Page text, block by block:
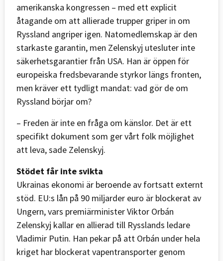
amerikanska kongressen – med ett explicit
åtagande om att allierade trupper griper in om
Ryssland angriper igen. Natomedlemskap är den
starkaste garantin, men Zelenskyj utesluter inte
säkerhetsgarantier från USA. Han är öppen för
europeiska fredsbevarande styrkor längs fronten,
men kräver ett tydligt mandat: vad gör de om
Ryssland börjar om?
– Freden är inte en fråga om känslor. Det är ett
specifikt dokument som ger vårt folk möjlighet
att leva, sade Zelenskyj.
Stödet får inte svikta
Ukrainas ekonomi är beroende av fortsatt externt
stöd. EU:s lån på 90 miljarder euro är blockerat av
Ungern, vars premiärminister Viktor Orbán
Zelenskyj kallar en allierad till Rysslands ledare
Vladimir Putin. Han pekar på att Orbán under hela
kriget har blockerat vapentransporter genom